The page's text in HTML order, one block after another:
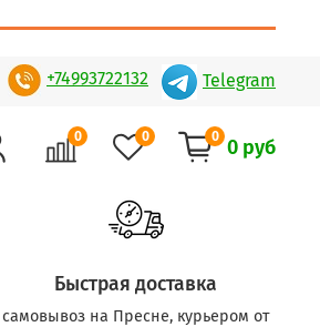
+74993722132 Telegram
0 0 0 0 руб
Быстрая доставка
самовывоз на Пресне, курьером от